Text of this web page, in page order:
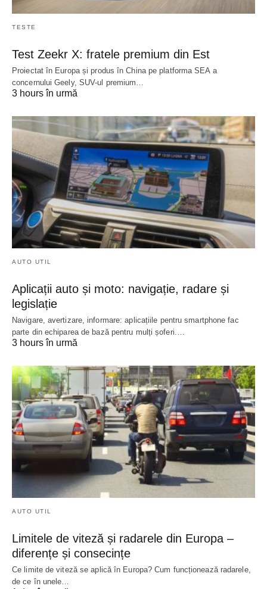
TESTE
Test Zeekr X: fratele premium din Est
Proiectat în Europa și produs în China pe platforma SEA a
concernului Geely, SUV-ul premium…
3 hours în urmă
AUTO UTIL
Aplicații auto și moto: navigație, radare și
legislație
Navigare, avertizare, informare: aplicațiile pentru smartphone fac
parte din echiparea de bază pentru mulți șoferi.…
3 hours în urmă
AUTO UTIL
Limitele de viteză și radarele din Europa –
diferențe și consecințe
Ce limite de viteză se aplică în Europa? Cum funcționează radarele,
de ce în unele…